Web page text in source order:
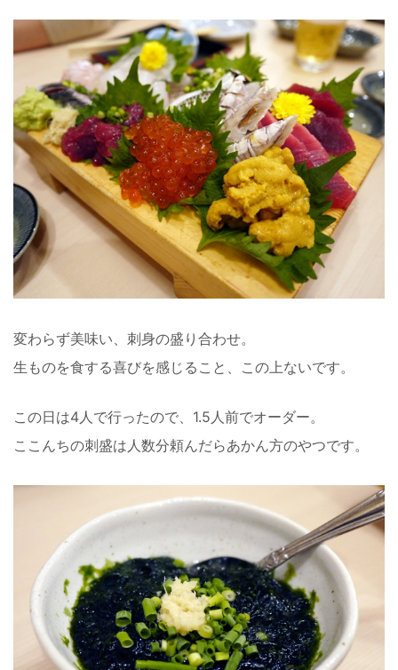
変わらず美味い、刺身の盛り合わせ。
生ものを食する喜びを感じること、この上ないです。
この日は4人で行ったので、1.5人前でオーダー。
ここんちの刺盛は人数分頼んだらあかん方のやつです。